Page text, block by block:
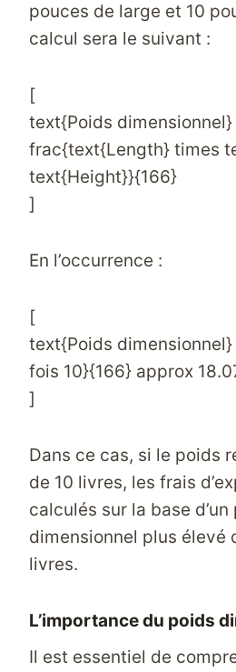
pouces de large et 10
calcul sera le suivant :
[
text{Poids dimensionnel}
frac{text{Length} times
text{Height}}{166}
]
En l’occurrence :
[
text{Poids
fois 10}{166} approx
]
Dans ce cas, si le poids
de 10 livres, les frais
calculés sur la base d’un
dimensionnel plus élevé
livres.
L’importance du poids
Il est essentiel de